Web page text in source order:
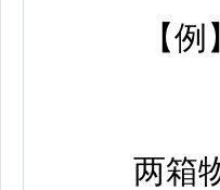
【例】
两箱物